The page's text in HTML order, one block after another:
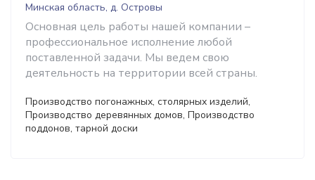
Минская область, д. Островы
Основная цель работы нашей компании –
профессиональное исполнение любой
поставленной задачи. Мы ведем свою
деятельность на территории всей страны.
Производство погонажных, столярных изделий,
Производство деревянных домов, Производство
поддонов, тарной доски